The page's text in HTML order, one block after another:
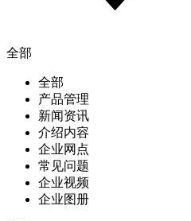
全部
全部
产品管理
新闻资讯
介绍内容
企业网点
常见问题
企业视频
企业图册